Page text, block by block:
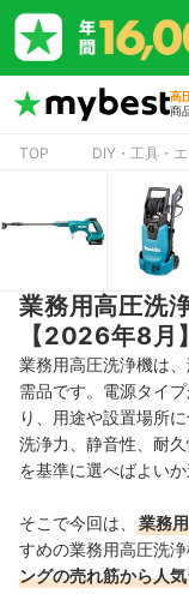
高
商
TOP DIY・工具・
業務用高圧洗
【2026年8月】
業務用高圧洗浄機は
需品です。電源タイプ
り、用途や設置場所
洗浄力、静音性、耐
を基準に選べばよい
そこで今回は、 業務
すめの業務用高圧洗
ングの売れ筋から人